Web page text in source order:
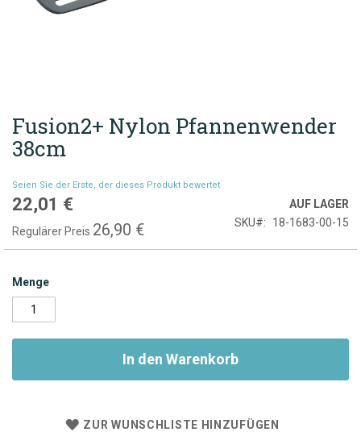
Zum
Anfang
der
springen
Fusion2+ Nylon Pfannenwender
38cm
Seien Sie der Erste, der dieses Produkt bewertet
Sonderpreis
22,01 €
Regulärer Preis 26,90 €
AUF LAGER
SKU
18-1683-00-15
Menge
In den Warenkorb
ZUR WUNSCHLISTE HINZUFÜGEN